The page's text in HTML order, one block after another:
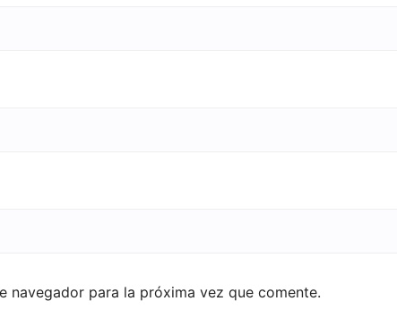
navegador para la próxima vez que comente.